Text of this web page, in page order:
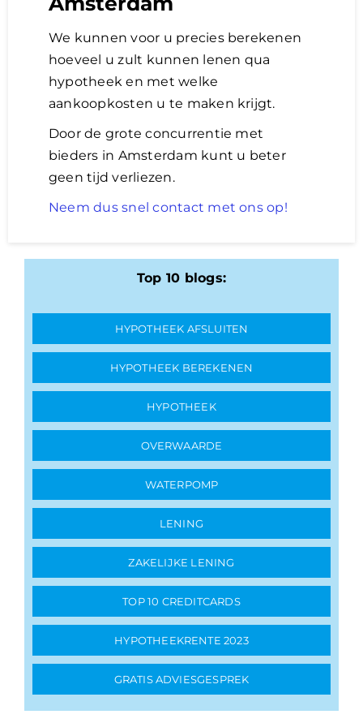
We kunnen voor u precies berekenen
hoeveel u zult kunnen lenen qua
hypotheek en met welke
aankoopkosten u te maken krijgt.
Door de grote concurrentie met
bieders in Amsterdam kunt u beter
geen tijd verliezen.
Neem dus snel contact met ons op!
Top 10 blogs:
HYPOTHEEK AFSLUITEN
HYPOTHEEK BEREKENEN
HYPOTHEEK
OVERWAARDE
WATERPOMP
LENING
ZAKELIJKE LENING
TOP 10 CREDITCARDS
HYPOTHEEKRENTE 2023
GRATIS ADVIESGESPREK